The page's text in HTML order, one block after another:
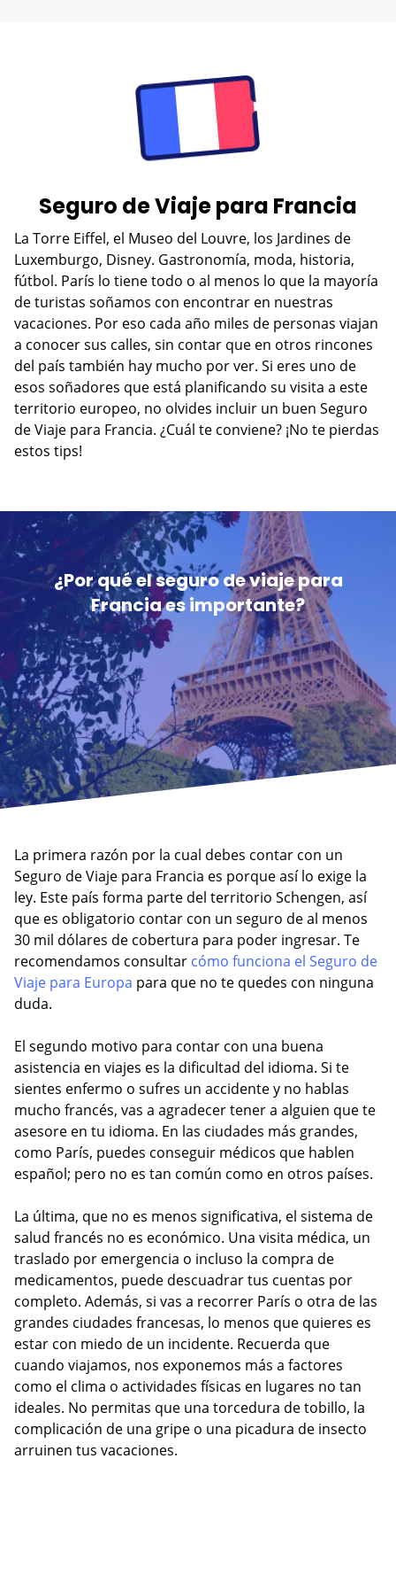
Seguro de Viaje para Francia
La Torre Eiffel, el Museo del Louvre, los Jardines de
Luxemburgo, Disney. Gastronomía, moda, historia,
fútbol. París lo tiene todo o al menos lo que la mayoría
de turistas soñamos con encontrar en nuestras
vacaciones. Por eso cada año miles de personas viajan
a conocer sus calles, sin contar que en otros rincones
del país también hay mucho por ver. Si eres uno de
esos soñadores que está planificando su visita a este
territorio europeo, no olvides incluir un buen Seguro
de Viaje para Francia. ¿Cuál te conviene? ¡No te pierdas
estos tips!
¿Por qué el seguro de viaje para
Francia es importante?
La primera razón por la cual debes contar con un
Seguro de Viaje para Francia es porque así lo exige la
ley. Este país forma parte del territorio Schengen, así
que es obligatorio contar con un seguro de al menos
30 mil dólares de cobertura para poder ingresar. Te
recomendamos consultar cómo funciona el Seguro de
Viaje para Europa para que no te quedes con ninguna
duda.
El segundo motivo para contar con una buena
asistencia en viajes es la dificultad del idioma. Si te
sientes enfermo o sufres un accidente y no hablas
mucho francés, vas a agradecer tener a alguien que te
asesore en tu idioma. En las ciudades más grandes,
como París, puedes conseguir médicos que hablen
español; pero no es tan común como en otros países.
La última, que no es menos significativa, el sistema de
salud francés no es económico. Una visita médica, un
traslado por emergencia o incluso la compra de
medicamentos, puede descuadrar tus cuentas por
completo. Además, si vas a recorrer París o otra de las
grandes ciudades francesas, lo menos que quieres es
estar con miedo de un incidente. Recuerda que
cuando viajamos, nos exponemos más a factores
como el clima o actividades físicas en lugares no tan
ideales. No permitas que una torcedura de tobillo, la
complicación de una gripe o una picadura de insecto
arruinen tus vacaciones.